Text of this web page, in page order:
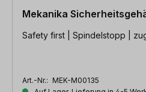
Mekanika
Safety first | Spindelstopp |
Art.-Nr.: MEK-M00135